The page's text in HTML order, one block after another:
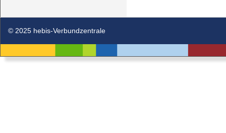
© 2025 hebis-Verbundzentrale